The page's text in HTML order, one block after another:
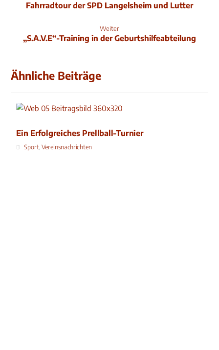
Fahrradtour der SPD Langelsheim und Lutter
Weiter
„S.A.V.E“-Training in der Geburtshilfeabteilung
Ähnliche Beiträge
Ein Erfolgreiches Prellball-Turnier
Sport, Vereinsnachrichten